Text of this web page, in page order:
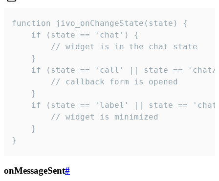
function jivo_onChangeState(state) {
    if (state == 'chat') {
        // widget is in the chat state
    }
if (state == 'call' || state ==
        // callback form is opened
    }
if (state == 'label' || state ==
        // widget is minimized
    }
}
onMessageSent#